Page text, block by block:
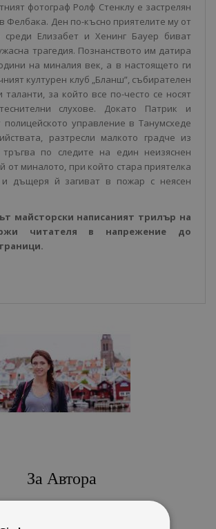
фотограф Ролф Стенклу е застрелян
Фелбака. Ден по-късно приятелите му от
среди Елизабет и Хенинг Бауер биват
трагедия. Познанството им датира
на миналия век, а в настоящето ги
културен клуб „Бланш”, събирателен
таланти, за който все по-често се носят
слухове. Докато Патрик и
полицейското управление в Танумсхеде
разтресли малкото градче из
тръгва по следите на един неизяснен
от миналото, при който стара приятелка
дъщеря й загиват в пожар с неясен
майсторски написаният трилър на
читателя в напрежение до
За Автора